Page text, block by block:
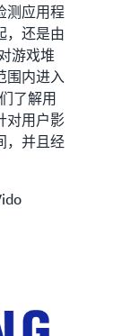
测应用程
，还是由
游戏堆
围内进入
了解用
对用户影
，并且经